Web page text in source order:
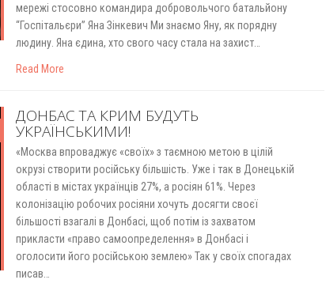
мережі стосовно командира добровольчого батальйону
“Госпітальєри” Яна Зінкевич Ми знаємо Яну, як порядну
людину. Яна єдина, хто свого часу стала на захист…
Read More
ДОНБАС ТА КРИМ БУДУТЬ
УКРАЇНСЬКИМИ!
«Москва впроваджує «своїх» з таємною метою в цілій
окрузі створити російську більшість. Уже і так в Донецькій
області в містах українців 27%, а росіян 61%. Через
колонізацію робочих росіяни хочуть досягти своєї
більшості взагалі в Донбасі, щоб потім із захватом
прикласти «право самоопределення» в Донбасі і
оголосити його російською землею» Так у своїх спогадах
писав…